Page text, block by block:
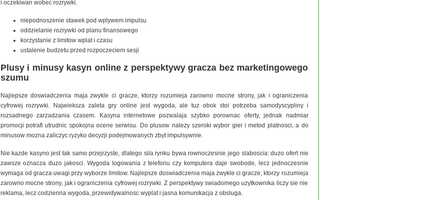
i oczekiwan wobec rozrywki.
niepodnoszenie stawek pod wplywem impulsu
oddzielanie rozrywki od planu finansowego
korzystanie z limitow wplat i czasu
ustalenie budzetu przed rozpoczeciem sesji
Plusy i minusy kasyn online z perspektywy gracza bez marketingowego
szumu
Najlepsze doswiadczenia maja zwykle ci gracze, ktorzy rozumieja zarowno mocne strony, jak i ograniczenia
cyfrowej rozrywki. Najwieksza zaleta gry online jest wygoda, ale tuz obok stoi potrzeba samodyscypliny i
rozsadnego zarzadzania czasem. Kasyna internetowe pozwalaja szybko porownac oferty, jednak nadmiar
promocji potrafi utrudnic spokojna ocene serwisu. Do plusow nalezy szeroki wybor gier i metod platnosci, a do
minusow mozna zaliczyc ryzyko decyzji podejmowanych zbyt impulsywnie.
Nie kazde kasyno jest tak samo przejrzyste, dlatego sila rynku bywa rownoczesnie jego slaboscia: duzo ofert nie
zawsze oznacza duzo jakosci. Wygoda logowania z telefonu czy komputera daje swobode, lecz jednoczesnie
wymaga od gracza uwagi przy wyborze limitow. Najlepsze doswiadczenia maja zwykle ci gracze, ktorzy rozumieja
zarowno mocne strony, jak i ograniczenia cyfrowej rozrywki. Z perspektywy swiadomego uzytkownika liczy sie nie
reklama, lecz codzienna wygoda, przewidywalnosc wyplat i jasna komunikacja z obsluga.